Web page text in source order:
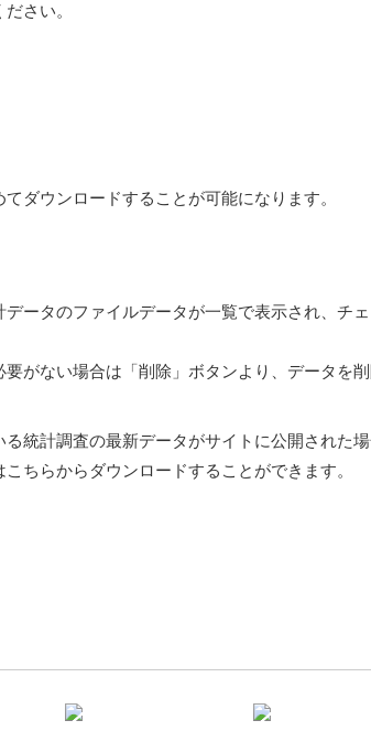
さい。
ダウンロードすることが可能になります。
ータのファイルデータが一覧で表示され、チ
がない場合は「削除」ボタンより、データを削
統計調査の最新データがサイトに公開された
ちらからダウンロードすることができます。